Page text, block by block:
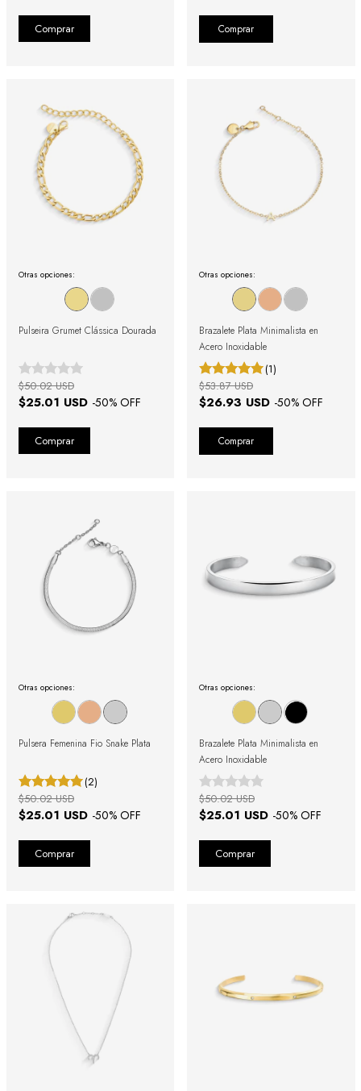
Comprar
Otras opciones:
Pulseira Grumet Clássica Dourada
$25.01 USD -50% OFF
$50.02 USD
Otras opciones:
Brazalete Plata Minimalista en
Acero Inoxidable
(1)
$26.93 USD -50% OFF
$53.87 USD
Comprar
Otras opciones:
Pulsera Femenina Fio Snake Plata
(2)
$25.01 USD -50% OFF
$50.02 USD
Otras opciones:
Brazalete Plata Minimalista en
Acero Inoxidable
$25.01 USD -50% OFF
$50.02 USD